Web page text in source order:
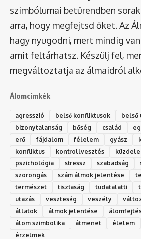
szimbólumai betűrendben
arra, hogy megfejtsd őket. Az
hagy nyugodni, mert mindig
amit feltárhatsz. Készülj fel,
megváltoztatja az álmaidról
Álomcímkék
agresszió belső konfliktusok belső
bizonytalanság
bőség család
erő
fájdalom félelem gyász
konfliktus
kontrollvesztés
pszichológia
stressz szabadság
szorongás
szám álmok jelentése
természet
tisztaság tudatalatti
utazás
veszteség veszély
állatok
álmok jelentése álomfejtés
álom szimbolika
átmenet élelem
érzelmek